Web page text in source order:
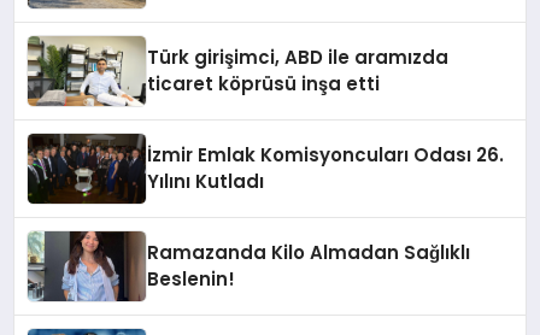
Türk girişimci, ABD ile aramızda
ticaret köprüsü inşa etti
İzmir Emlak Komisyoncuları Odası 26.
Yılını Kutladı
Ramazanda Kilo Almadan Sağlıklı
Beslenin!